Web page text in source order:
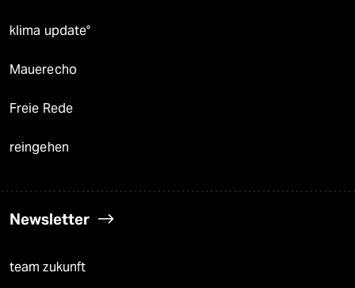
klima update°
Mauerecho
Freie Rede
reingehen
Newsletter
team zukunft